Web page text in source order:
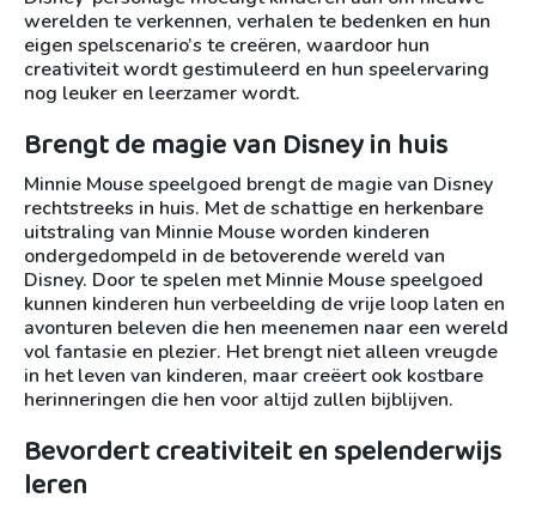
werelden te verkennen, verhalen te bedenken en hun
eigen spelscenario’s te creëren, waardoor hun
creativiteit wordt gestimuleerd en hun speelervaring
nog leuker en leerzamer wordt.
Brengt de magie van Disney in huis
Minnie Mouse speelgoed brengt de magie van Disney
rechtstreeks in huis. Met de schattige en herkenbare
uitstraling van Minnie Mouse worden kinderen
ondergedompeld in de betoverende wereld van
Disney. Door te spelen met Minnie Mouse speelgoed
kunnen kinderen hun verbeelding de vrije loop laten en
avonturen beleven die hen meenemen naar een wereld
vol fantasie en plezier. Het brengt niet alleen vreugde
in het leven van kinderen, maar creëert ook kostbare
herinneringen die hen voor altijd zullen bijblijven.
Bevordert creativiteit en spelenderwijs
leren